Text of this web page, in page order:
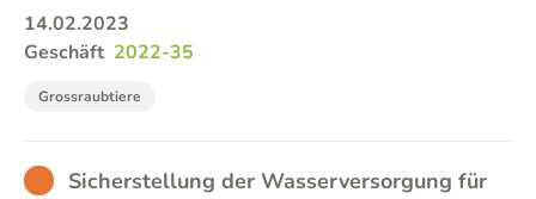
14.02.2023
Geschäft 2022-35
Grossraubtiere
BAD Sicherstellung der Wasserversorgung für